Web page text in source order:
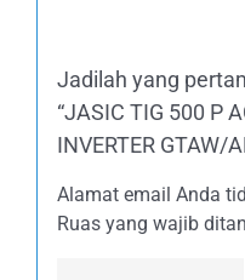
Jadilah yang
“JASIC TIG 500 P
INVERTER GTAW/
Alamat email Anda
Ruas yang wajib